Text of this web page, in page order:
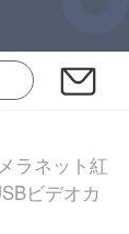
ラネット紅
ビデオカ